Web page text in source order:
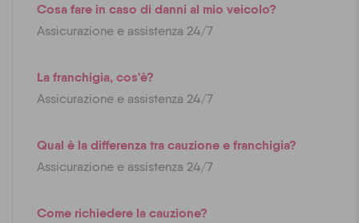
Cosa fare in caso di danni al mio veicolo?
Assicurazione e assistenza 24/7
La franchigia, cos'è?
Assicurazione e assistenza 24/7
Qual è la differenza tra cauzione e franchigia?
Assicurazione e assistenza 24/7
Come richiedere la cauzione?